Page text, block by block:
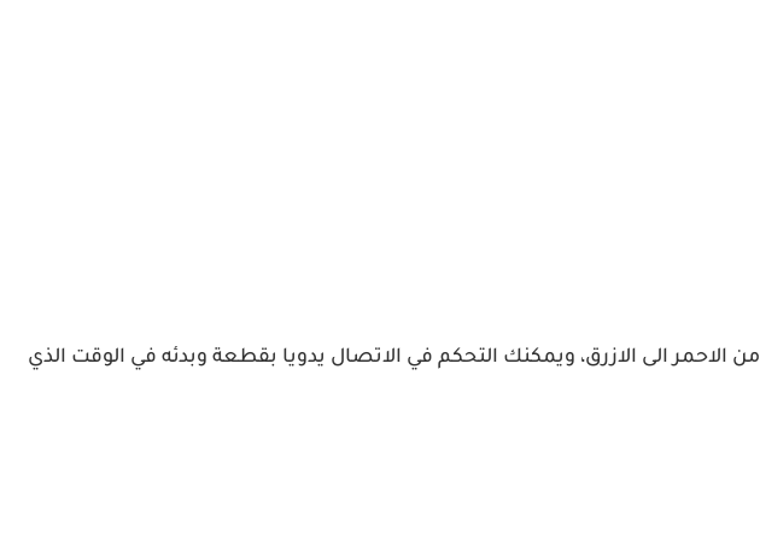
بعدها مباشرة، يقوم التطبيق بالاتصال بالسيرفر الافضل والاسرع فيتغير لون الحرف P من الاحمر الى الازرق، ويمكنك التحكم في الاتصال يدويا بقطعة وبدئه في الوقت الذي